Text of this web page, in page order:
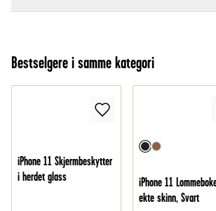
Bestselgere i samme kategori
iPhone 11 Skjermbeskytter
i herdet glass
iPhone 11
ekte skinn, Svart